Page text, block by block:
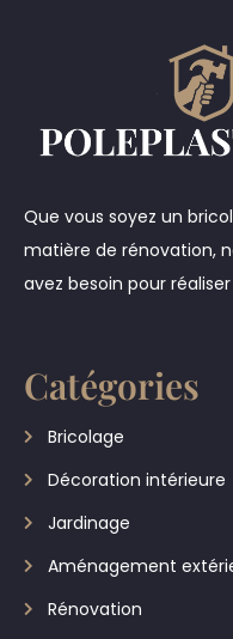
Que vous soyez un
matière de rénovation,
avez besoin pour
Catégories
Bricolage
Décoration intérieure
Jardinage
Aménagement
Rénovation